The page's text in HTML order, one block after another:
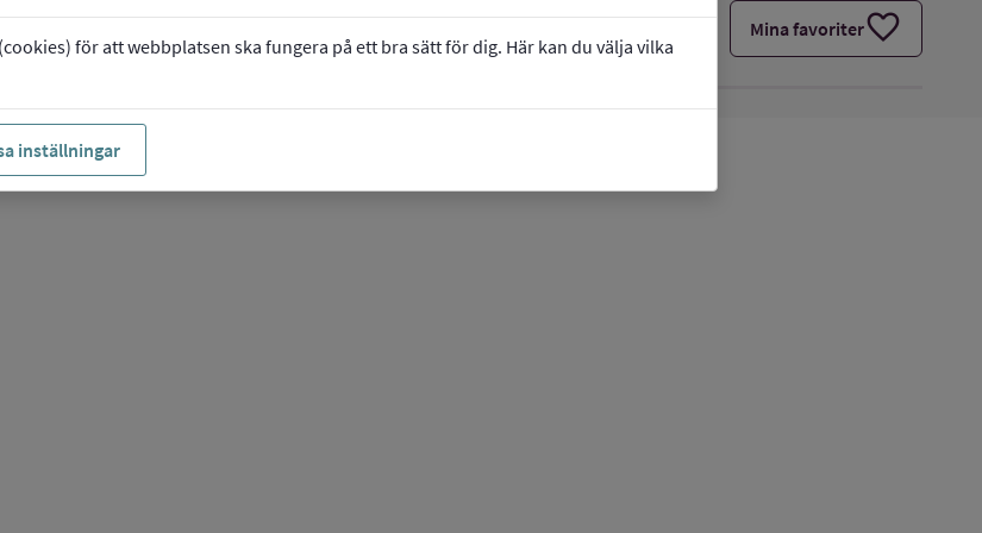
för att webbplatsen ska fungera på ett bra sätt för dig. Här kan du välja vilka
inställningar
Mina favoriterfavorite